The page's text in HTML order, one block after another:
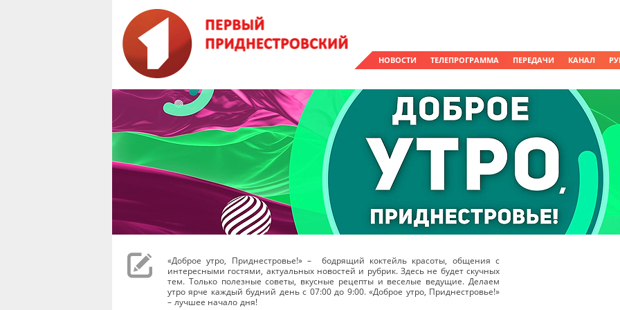
НОВОСТИ ТЕЛЕПРОГРАММА ПЕРЕДАЧИ КАНАЛ
«Доброе утро, Приднестровье!» – бодрящий коктейль красоты, общения с
интересными гостями, актуальных новостей и рубрик. Здесь не будет скучных
тем. Только полезные советы, вкусные рецепты и веселые ведущие. Делаем
утро ярче каждый будний день с 07:00 до 9:00. «Доброе утро, Приднестровье!»
– лучшее начало дня!